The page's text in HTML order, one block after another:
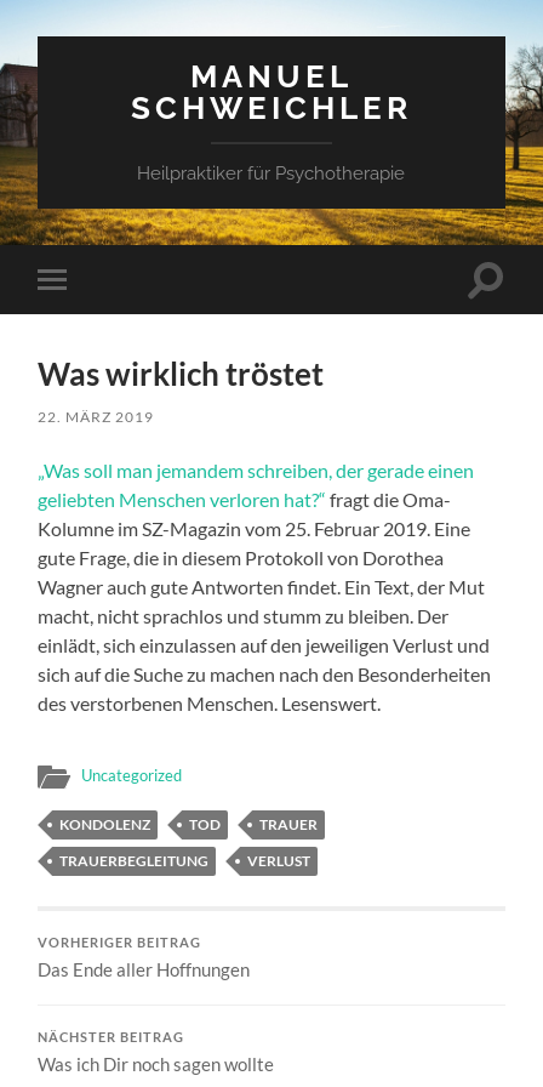
MANUEL
SCHWEICHLER
Heilpraktiker für Psychotherapie
Mobile-
Menü
Was wirklich tröstet
22. MÄRZ 2019
„Was soll man jemandem schreiben, der gerade einen
geliebten Menschen verloren hat?“ fragt die Oma-
Kolumne im SZ-Magazin vom 25. Februar 2019. Eine
gute Frage, die in diesem Protokoll von Dorothea
Wagner auch gute Antworten findet. Ein Text, der Mut
macht, nicht sprachlos und stumm zu bleiben. Der
einlädt, sich einzulassen auf den jeweiligen Verlust und
sich auf die Suche zu machen nach den Besonderheiten
des verstorbenen Menschen. Lesenswert.
Uncategorized
KONDOLENZ TOD
TRAUER
TRAUERBEGLEITUNG
VERLUST
VORHERIGER BEITRAG
Das Ende aller Hoffnungen
NÄCHSTER BEITRAG
Was ich Dir noch sagen wollte